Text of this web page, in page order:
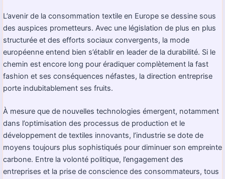
L’avenir de la consommation textile en Europe se dessine sous
des auspices prometteurs. Avec une législation de plus en plus
structurée et des efforts sociaux convergents, la mode
européenne entend bien s’établir en leader de la durabilité. Si le
chemin est encore long pour éradiquer complètement la fast
fashion et ses conséquences néfastes, la direction entreprise
porte indubitablement ses fruits.
À mesure que de nouvelles technologies émergent, notamment
dans l’optimisation des processus de production et le
développement de textiles innovants, l’industrie se dote de
moyens toujours plus sophistiqués pour diminuer son empreinte
carbone. Entre la volonté politique, l’engagement des
entreprises et la prise de conscience des consommateurs, tous